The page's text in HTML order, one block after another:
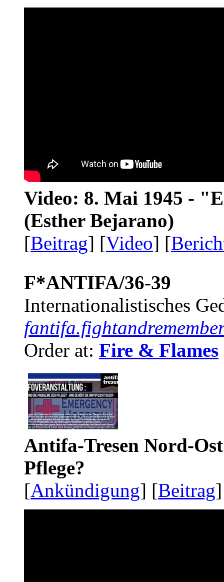
Video: 8. Mai 1945 -
(Esther Bejarano)
[Beitrag] [Video] [
F*ANTIFA/36-39
Internationalistisches
Order at: Fire & Flames
Antifa-Tresen Nord-
Pflege?
[Ankündigung] [Beitrag